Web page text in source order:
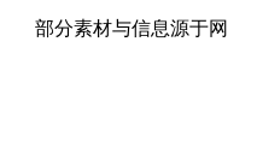
材与信息源于网